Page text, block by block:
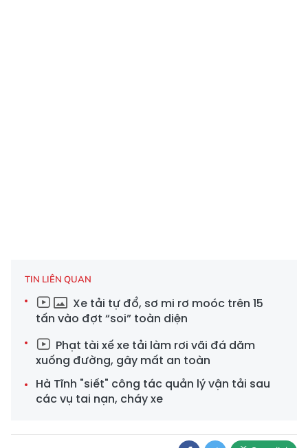
TIN LIÊN QUAN
Xe tải tự đổ, sơ mi rơ moóc trên 15
tấn vào đợt “soi” toàn diện
Phạt tài xế xe tải làm rơi vãi đá dăm
xuống đường, gây mất an toàn
Hà Tĩnh "siết" công tác quản lý vận tải sau
các vụ tai nạn, cháy xe